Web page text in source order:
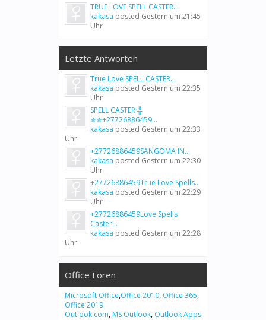
TRUE LOVE SPELL CASTER...
kakasa posted Gestern um 21:45
Uhr
Letzte Antworten
True Love SPELL CASTER...
kakasa posted Gestern um 22:35
Uhr
SPELL CASTER ╬
✯✯+27726886459...
kakasa posted Gestern um 22:33
Uhr
+27726886459SANGOMA IN...
kakasa posted Gestern um 22:30
Uhr
+27726886459True Love Spells...
kakasa posted Gestern um 22:29
Uhr
+27726886459Love Spells
Caster...
kakasa posted Gestern um 22:28
Uhr
Office Foren
Microsoft Office,Office 2010, Office 365,
Office 2019
Outlook.com, MS Outlook, Outlook Apps